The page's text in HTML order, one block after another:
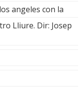
angeles con la
Lliure. Dir: Josep